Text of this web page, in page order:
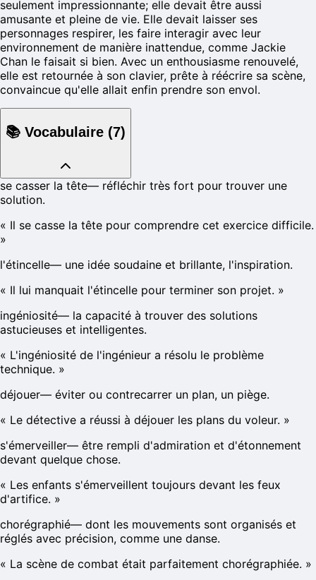
seulement impressionnante; elle devait être aussi
amusante et pleine de vie. Elle devait laisser ses
personnages respirer, les faire interagir avec leur
environnement de manière inattendue, comme Jackie
Chan le faisait si bien. Avec un enthousiasme renouvelé,
elle est retournée à son clavier, prête à réécrire sa scène,
convaincue qu'elle allait enfin prendre son envol.
📚 Vocabulaire (7)
se casser la tête— réfléchir très fort pour trouver une
solution.
« Il se casse la tête pour comprendre cet exercice difficile.
»
l'étincelle— une idée soudaine et brillante, l'inspiration.
« Il lui manquait l'étincelle pour terminer son projet. »
ingéniosité— la capacité à trouver des solutions
astucieuses et intelligentes.
« L'ingéniosité de l'ingénieur a résolu le problème
technique. »
déjouer— éviter ou contrecarrer un plan, un piège.
« Le détective a réussi à déjouer les plans du voleur. »
s'émerveiller— être rempli d'admiration et d'étonnement
devant quelque chose.
« Les enfants s'émerveillent toujours devant les feux
d'artifice. »
chorégraphié— dont les mouvements sont organisés et
réglés avec précision, comme une danse.
« La scène de combat était parfaitement chorégraphiée. »